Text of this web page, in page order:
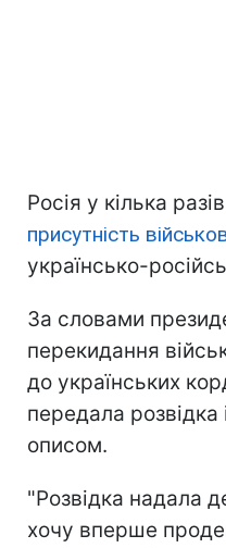
Росія у кілька
присутність
українсько-
За словами
перекидання
до українських
передала розвідка
описом.
"Розвідка надала
хочу вперше